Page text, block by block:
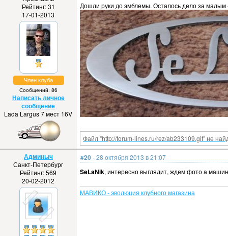
Рейтинг: 31
17-01-2013
Член клуба
Сообщений: 86
Написать личное
сообщение
Lada Largus 7 мест 16V
Дошли руки до эмблемы. Осталось дело за малым
Файл "http://forum-lines.ru/rez/ab233109.gif" не
Админыч
Санкт-Петербург
Рейтинг: 569
20-02-2012
#20- 28 октября 2013 в 21:07
SeLaNik, интересно выглядит, ждем фото а
МАВИКО - эволюция клубного магазина